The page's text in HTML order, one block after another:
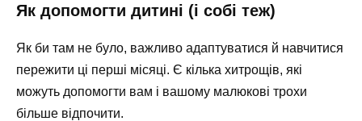
Як допомогти дитині (і собі теж)
Як би там не було, важливо адаптуватися й навчитися
пережити ці перші місяці. Є кілька хитрощів, які
можуть допомогти вам і вашому малюкові трохи
більше відпочити.